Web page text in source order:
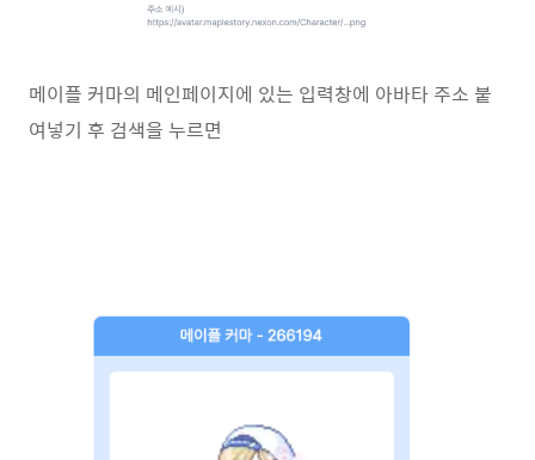
메이플 커마의 메인페이지에 있는 입력창에 아바타 주소 붙
여넣기 후 검색을 누르면